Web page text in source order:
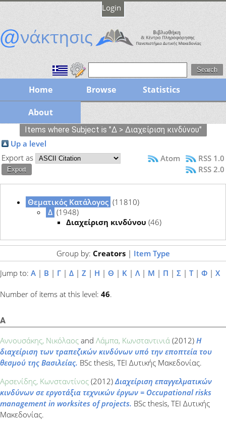
Login
Home Browse Statistics
About
Items where Subject is "Δ > Διαχείριση κινδύνου"
Up a level
Export as
Atom
RSS 1.0
RSS 2.0
Θεματικός Κατάλογος (11810)
Δ (1948)
Διαχείριση κινδύνου (46)
Group by: Creators| Item Type
Jump to: Α | Β | Γ | Δ | Ζ | Η | Θ | Κ | Λ | Μ | Π | Σ | Τ| Φ | Χ
Number of items at this level: 46.
Α
Αννουσάκης, Νικόλαος and Λάμπα, Κωνσταντινιά (2012) Η
διαχείριση των τραπεζικών κινδύνων υπό την εποπτεία του
θεσμού της Βασιλείας. BSc thesis, ΤΕΙ Δυτικής Μακεδονίας.
Αρσενίδης, Κωνσταντίνος (2012) Διαχείριση επαγγελματικών
κινδύνων σε εργοτάξια τεχνικών έργων = Occupational risks
management in worksites of projects. BSc thesis, ΤΕΙ Δυτικής
Μακεδονίας.